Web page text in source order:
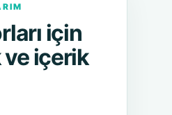
için
içerik